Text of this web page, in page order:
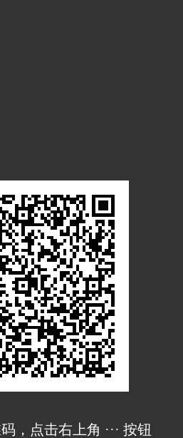
，点击右上角 ··· 按钮